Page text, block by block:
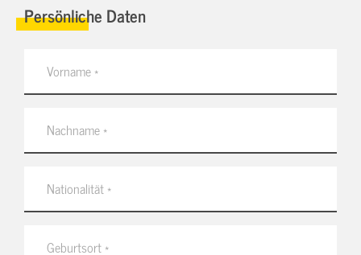
Persönliche Daten